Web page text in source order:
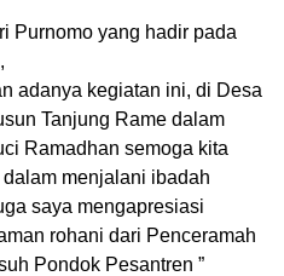
Purnomo yang hadir pada
adanya kegiatan ini, di Desa
Tanjung Rame dalam
Ramadhan semoga kita
menjalani ibadah
saya mengapresiasi
rohani dari Penceramah
Pondok Pesantren ”